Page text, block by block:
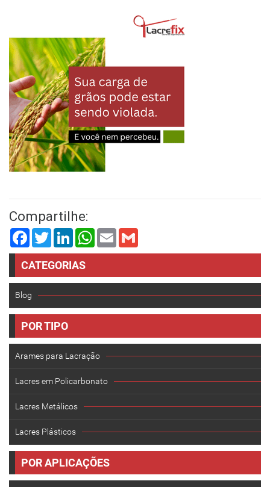
Compartilhe:
FacebookTwitterLinkedInWhatsApp
Email
CATEGORIAS
Blog
POR TIPO
Arames para Lacração
Lacres em Policarbonato
Lacres Metálicos
Lacres Plásticos
POR APLICAÇÕES